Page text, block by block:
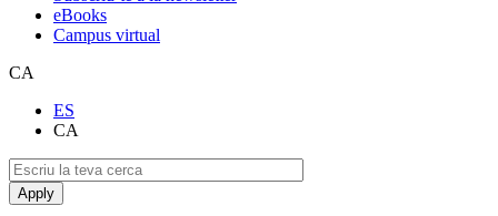
eBooks
Campus virtual
CA
ES
CA